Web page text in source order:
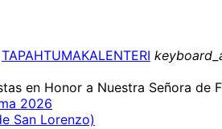
TAPAHTUMAKALENTERI
en Honor a Nuestra Señora de
2026
San Lorenzo)